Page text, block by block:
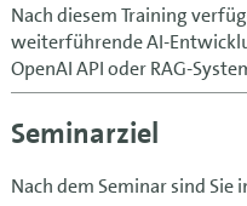
Nach diesem Training
weiterführende AI-
OpenAI API oder RAG-
Seminarziel
Nach dem Seminar sind Sie